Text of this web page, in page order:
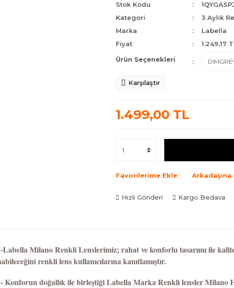
Stok Kodu
Kategori
3 Aylık
Marka
Labella
Fiyat
1.249,17
Ürün Seçenekleri
Karşılaştır
1.499,00 TL
Favorilerime Ekle
Hızlı Gönderi Kargo Bedava
Milano Renkli Lenslerimiz; rahat ve konforlu tasarımı ile
renkli lens kullanıcılarına kanıtlamıştır.
doğallık ile birleştiği Labella Marka Renkli lensler Milano